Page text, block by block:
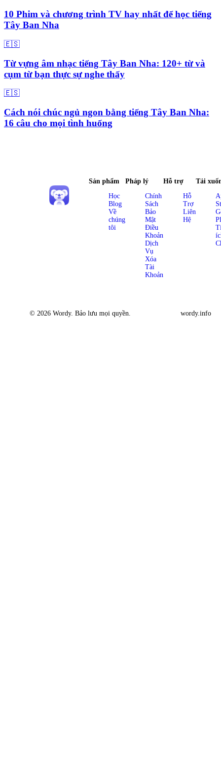
10 Phim và chương trình TV hay nhất để học tiếng
Tây Ban Nha
🇪🇸
Từ vựng âm nhạc tiếng Tây Ban Nha: 120+ từ và
cụm từ bạn thực sự nghe thấy
🇪🇸
Cách nói chúc ngủ ngon bằng tiếng Tây Ban Nha:
16 câu cho mọi tình huống
Sản phẩm
Học
Blog
Về
chúng
tôi
Pháp lý
Chính
Sách
Bảo
Mật
Điều
Khoản
Dịch
Vụ
Xóa
Tài
Khoản
Hỗ trợ
Hỗ
Trợ
Liên
Hệ
Tải
© 2026 Wordy. Bảo lưu mọi quyền. wordy.info